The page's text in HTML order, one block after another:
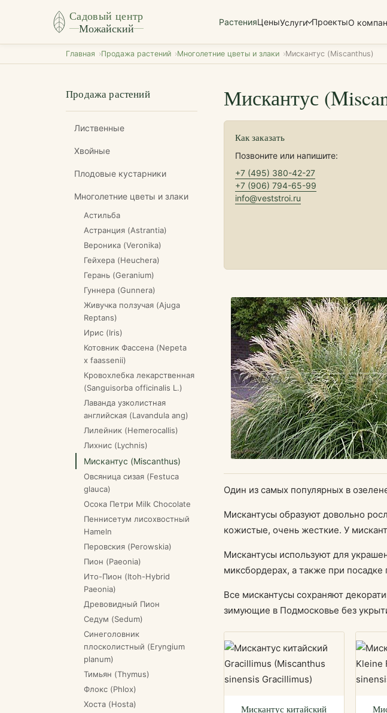
Садовый центр
Можайский
РастенияЦеныУслуги ПроектыО
Главная Продажа растений Многолетние цветы и злаки Мискантус (Miscanthus)
Продажа растений
Лиственные
Хвойные
Плодовые кустарники
Многолетние цветы и злаки
Астильба
Астранция (Astrantia)
Вероника (Veronika)
Гейхера (Heuchera)
Герань (Geranium)
Гуннера (Gunnera)
Живучка ползучая (Ajuga
Reptans)
Ирис (Iris)
Котовник Фассена (Nepeta
x faassenii)
Кровохлебка лекарственная
(Sanguisorba officinalis L.)
Лаванда узколистная
английская (Lavandula ang)
Лилейник (Hemerocallis)
Лихнис (Lychnis)
Мискантус (Miscanthus)
Овсяница сизая (Festuca
glauca)
Осока Петри Milk Chocolate
Пеннисетум лисохвостный
Hameln
Перовския (Perowskia)
Пион (Paeonia)
Ито-Пион (Itoh-Hybrid
Paeonia)
Древовидный Пион
Седум (Sedum)
Синеголовник
плосколистный (Eryngium
planum)
Тимьян (Thymus)
Флокс (Phlox)
Хоста (Hosta)
Мискантус
Как заказать
Позвоните или напишите:
+7 (495) 380-42-27
+7 (906) 794-65-99
info@veststroi.ru
Один из самых популярных в
Мискантусы образуют довольно
кожистые, очень жесткие. У
Мискантусы используют для
миксбордерах, а также при посадке
Все мискантусы сохраняют
зимующие в Подмосковье без
Мискантус китайский